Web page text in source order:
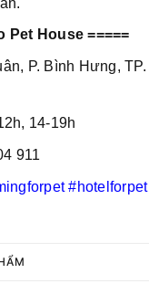
Pet House =====
P. Bình Hưng,
14-19h
911
#hotelforpet